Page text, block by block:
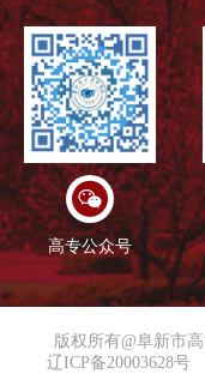
高专公众号
版权所有@阜新市
辽ICP备20003628号